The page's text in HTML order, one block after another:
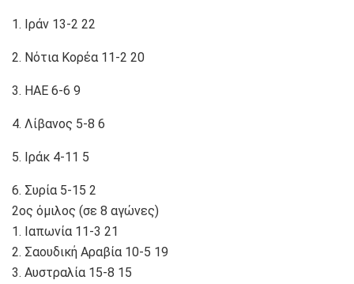
1. Ιράν 13-2 22
2. Νότια Κορέα 11-2 20
3. ΗΑΕ 6-6 9
4. Λίβανος 5-8 6
5. Ιράκ 4-11 5
6. Συρία 5-15 2
2ος όμιλος (σε 8 αγώνες)
1. Ιαπωνία 11-3 21
2. Σαουδική Αραβία 10-5 19
3. Αυστραλία 15-8 15